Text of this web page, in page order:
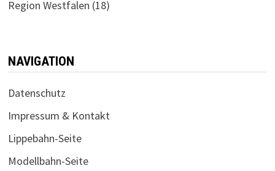
Region Westfalen (18)
NAVIGATION
Datenschutz
Impressum & Kontakt
Lippebahn-Seite
Modellbahn-Seite